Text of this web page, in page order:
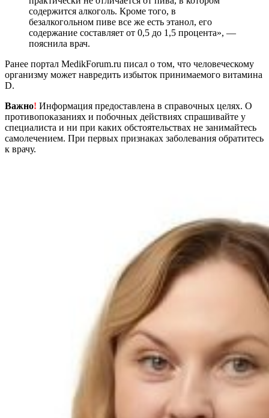
содержится алкоголь. Кроме того, в
безалкогольном пиве все же есть этанол, его
содержание составляет от 0,5 до 1,5 процента», —
пояснила врач.
Ранее портал MedikForum.ru писал о том, что человеческому
организму может навредить избыток принимаемого витамина
D.
Важно! Информация предоставлена в справочных целях. О
противопоказаниях и побочных действиях спрашивайте у
специалиста и ни при каких обстоятельствах не занимайтесь
самолечением. При первых признаках заболевания обратитесь
к врачу.